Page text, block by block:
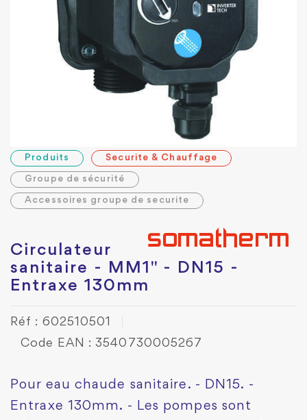
Produits Securite & Chauffage
Groupe de sécurité
Accessoires groupe de securite
Circulateur
sanitaire - MM1" - DN15 -
Entraxe 130mm
Réf : 602510501
Code EAN : 3540730005267
Pour eau chaude sanitaire. - DN15. -
Entraxe 130mm. - Les pompes sont